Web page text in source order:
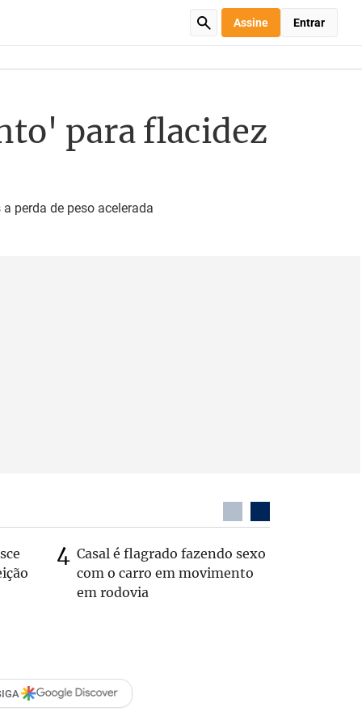
Assine Entrar
para flacidez
perda de peso acelerada
Casal é flagrado fazendo sexo
com o carro em movimento
em rodovia